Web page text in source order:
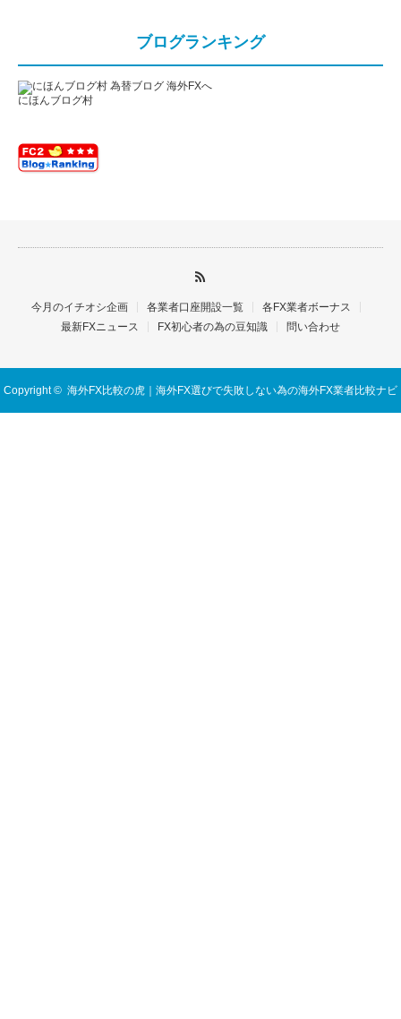
ブログランキング
にほんブログ村
今月のイチオシ企画 各業者口座開設一覧
各FX業者ボーナス
最新FXニュース
FX初心者の為の豆知識 問い合わせ
Copyright © 海外FX比較の虎｜海外FX選びで失敗しない為の海外FX業者比較ナビ